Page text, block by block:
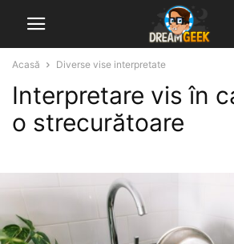
Acasă Diverse vise interpretate
Interpretare vis în
o strecurătoare